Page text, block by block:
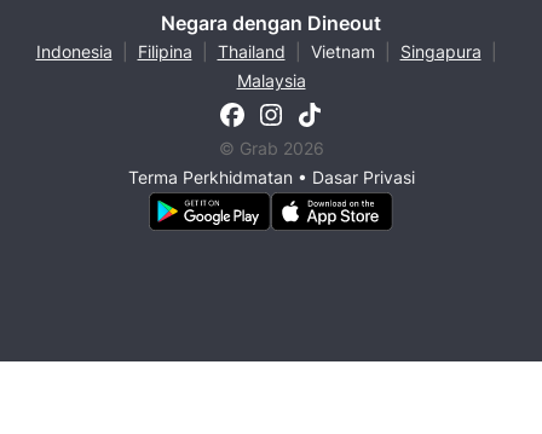
Negara dengan Dineout
Indonesia Filipina Thailand Vietnam Singapura
Malaysia
© Grab 2026
Terma Perkhidmatan• Dasar Privasi